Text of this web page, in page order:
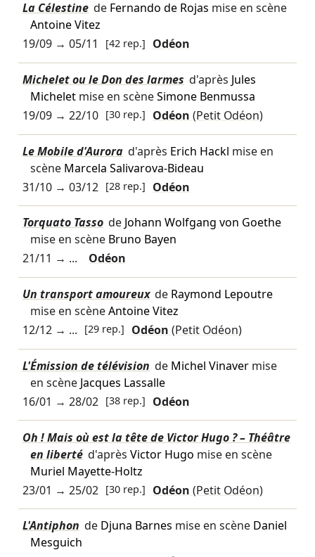
La Célestine de Fernando de Rojas mise en scène
Antoine Vitez
19/09→ 05/11 [42 rep.] Odéon
Michelet ou le Don des larmes d'après Jules
Micheletmise en scèneSimone Benmussa
19/09→ 22/10 [30 rep.] Odéon(Petit Odéon)
Le Mobile d'Aurora d'après Erich Hackl mise en
scène Marcela Salivarova-Bideau
31/10→ 03/12 [28 rep.] Odéon
Torquato Tasso de Johann Wolfgang von Goethe
mise en scène Bruno Bayen
21/11 → ... Odéon
Un transport amoureux de Raymond Lepoutre
mise en scèneAntoine Vitez
12/12→ ... [29 rep.] Odéon(Petit Odéon)
L'Émission de télévision de Michel Vinavermise
en scène Jacques Lassalle
16/01 → 28/02 [38 rep.] Odéon
Oh ! Mais où est la tête de Victor Hugo ? – Théâtre
en liberté d'après Victor Hugo mise en scène
Muriel Mayette-Holtz
23/01 → 25/02 [30 rep.] Odéon(Petit Odéon)
L'Antiphon de Djuna Barnes mise en scène Daniel
Mesguich